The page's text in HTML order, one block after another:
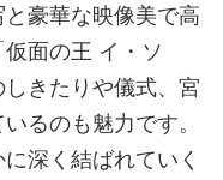
豪華な映像美で高
面の王 イ・ソ
きたりや儀式、宮
るのも魅力です。
深く結ばれていく